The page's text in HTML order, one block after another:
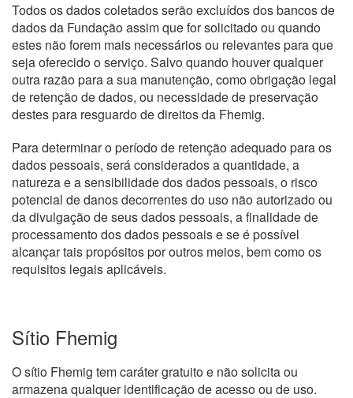
Todos os dados coletados serão excluídos dos bancos de
dados da Fundação assim que for solicitado ou quando
estes não forem mais necessários ou relevantes para que
seja oferecido o serviço. Salvo quando houver qualquer
outra razão para a sua manutenção, como obrigação legal
de retenção de dados, ou necessidade de preservação
destes para resguardo de direitos da Fhemig.
Para determinar o período de retenção adequado para os
dados pessoais, será considerados a quantidade, a
natureza e a sensibilidade dos dados pessoais, o risco
potencial de danos decorrentes do uso não autorizado ou
da divulgação de seus dados pessoais, a finalidade de
processamento dos dados pessoais e se é possível
alcançar tais propósitos por outros meios, bem como os
requisitos legais aplicáveis.
Sítio Fhemig
O sítio Fhemig tem caráter gratuito e não solicita ou
armazena qualquer identificação de acesso ou de uso.